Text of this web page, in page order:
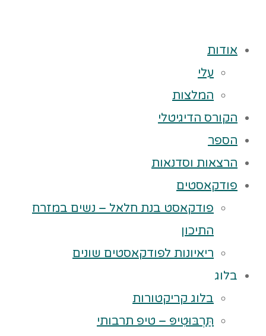
אודות
עלי
המלצות
הקורס הדיגיטלי
הספר
הרצאות וסדנאות
פודקאסטים
פודקאסט בנת חלאל – נשים במזרח
התיכון
ריאיונות לפודקאסטים שונים
בלוג
בלוג קריקטורות
תַּרְבּוּטִיפּ – טיפ תרבותי